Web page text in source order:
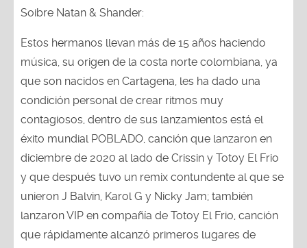
Soibre Natan & Shander:
Estos hermanos llevan más de 15 años haciendo
música, su origen de la costa norte colombiana, ya
que son nacidos en Cartagena, les ha dado una
condición personal de crear ritmos muy
contagiosos, dentro de sus lanzamientos está el
éxito mundial POBLADO, canción que lanzaron en
diciembre de 2020 al lado de Crissin y Totoy El Frio
y que después tuvo un remix contundente al que se
unieron J Balvin, Karol G y Nicky Jam; también
lanzaron VIP en compañía de Totoy El Frio, canción
que rápidamente alcanzó primeros lugares de